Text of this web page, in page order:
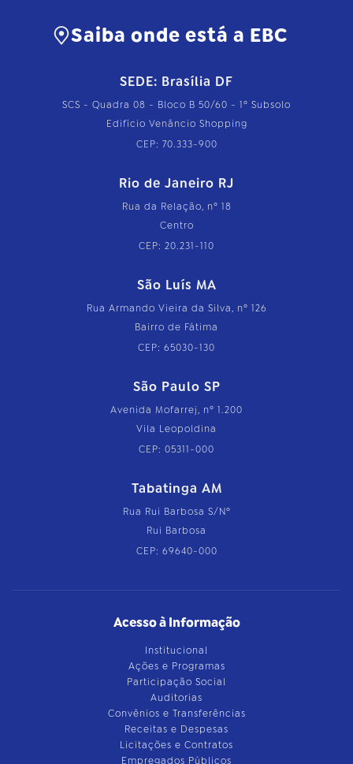
Saiba onde está a EBC
SEDE: Brasília DF
SCS - Quadra 08 - Bloco B 50/60 - 1º Subsolo
Edifício Venâncio Shopping
CEP: 70.333-900
Rio de Janeiro RJ
Rua da Relação, nº 18
Centro
CEP: 20.231-110
São Luís MA
Rua Armando Vieira da Silva, nº 126
Bairro de Fátima
CEP: 65030-130
São Paulo SP
Avenida Mofarrej, nº 1.200
Vila Leopoldina
CEP: 05311-000
Tabatinga AM
Rua Rui Barbosa S/Nº
Rui Barbosa
CEP: 69640-000
Acesso à Informação
Institucional
Ações e Programas
Participação Social
Auditorias
Convênios e Transferências
Receitas e Despesas
Licitações e Contratos
Empregados Públicos